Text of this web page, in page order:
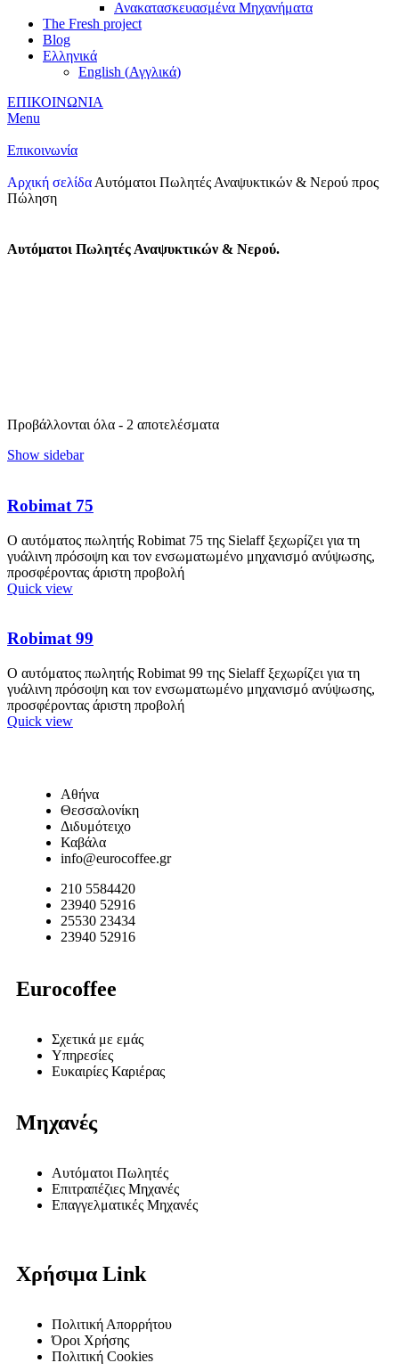
Ανακατασκευασμένα Μηχανήματα
The Fresh project
Blog
Ελληνικά
English (Αγγλικά)
ΕΠΙΚΟΙΝΩΝΙΑ
Menu
Επικοινωνία
Αρχική σελίδα Αυτόματοι Πωλητές Αναψυκτικών & Νερού προς
Πώληση
Αυτόματοι Πωλητές Αναψυκτικών & Νερού.
Προβάλλονται όλα - 2 αποτελέσματα
Show sidebar
Robimat 75
Ο αυτόματος πωλητής Robimat 75 της Sielaff ξεχωρίζει για τη
γυάλινη πρόσοψη και τον ενσωματωμένο μηχανισμό ανύψωσης,
προσφέροντας άριστη προβολή
Quick view
Robimat 99
Ο αυτόματος πωλητής Robimat 99 της Sielaff ξεχωρίζει για τη
γυάλινη πρόσοψη και τον ενσωματωμένο μηχανισμό ανύψωσης,
προσφέροντας άριστη προβολή
Quick view
Αθήνα
Θεσσαλονίκη
Διδυμότειχο
Καβάλα
info@eurocoffee.gr
210 5584420
23940 52916
25530 23434
23940 52916
Eurocoffee
Σχετικά με εμάς
Υπηρεσίες
Ευκαιρίες Καριέρας
Μηχανές
Αυτόματοι Πωλητές
Επιτραπέζιες Μηχανές
Επαγγελματικές Μηχανές
Χρήσιμα Link
Πολιτική Απορρήτου
Όροι Χρήσης
Πολιτική Cookies